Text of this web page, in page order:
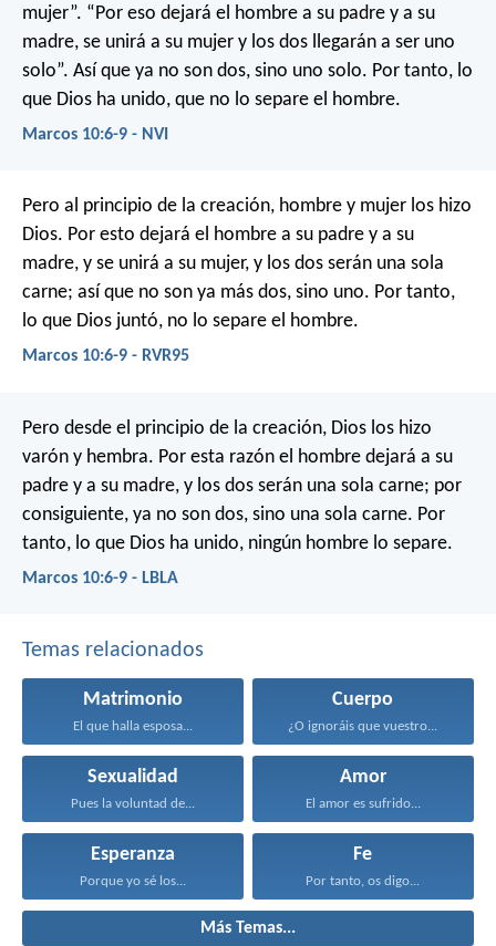
mujer”. “Por eso dejará el hombre a su padre y a su
madre, se unirá a su mujer y los dos llegarán a ser uno
solo”. Así que ya no son dos, sino uno solo. Por tanto, lo
que Dios ha unido, que no lo separe el hombre.
Marcos 10:6-9 - NVI
Pero al principio de la creación, hombre y mujer los hizo
Dios. Por esto dejará el hombre a su padre y a su
madre, y se unirá a su mujer, y los dos serán una sola
carne; así que no son ya más dos, sino uno. Por tanto,
lo que Dios juntó, no lo separe el hombre.
Marcos 10:6-9 - RVR95
Pero desde el principio de la creación, Dios los hizo
varón y hembra. Por esta razón el hombre dejará a su
padre y a su madre, y los dos serán una sola carne; por
consiguiente, ya no son dos, sino una sola carne. Por
tanto, lo que Dios ha unido, ningún hombre lo separe.
Marcos 10:6-9 - LBLA
Temas relacionados
Matrimonio
El que halla esposa...
Cuerpo
¿O ignoráis que vuestro...
Sexualidad
Pues la voluntad de...
Amor
El amor es sufrido...
Esperanza
Porque yo sé los...
Fe
Por tanto, os digo...
Más Temas...